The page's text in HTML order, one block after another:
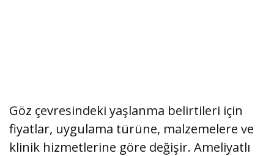
Göz çevresindeki yaşlanma belirtileri için
fiyatlar, uygulama türüne, malzemelere ve
klinik hizmetlerine göre değişir. Ameliyatlı